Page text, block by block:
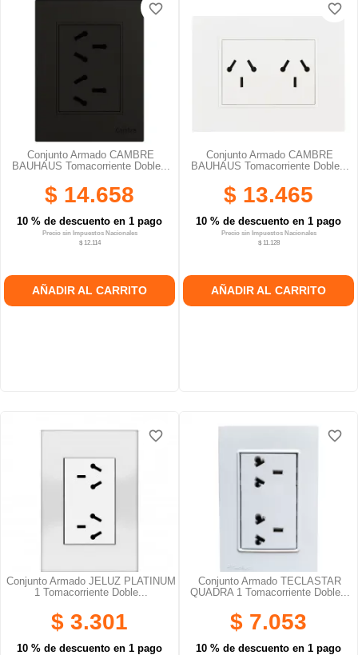
Conjunto Armado CAMBRE
BAUHAUS Tomacorriente Doble...
$ 14.658
10 % de descuento en 1 pago
Precio sin Impuestos Nacionales
$ 12.114
AÑADIR AL CARRITO
favorite_border
Conjunto Armado CAMBRE
BAUHAUS Tomacorriente Doble...
$ 13.465
10 % de descuento en 1 pago
Precio sin Impuestos Nacionales
$ 11.128
AÑADIR AL CARRITO
favorite_border
Conjunto Armado JELUZ PLATINUM
1 Tomacorriente Doble...
$ 3.301
10 % de descuento en 1 pago
favorite_border
Conjunto Armado TECLASTAR
QUADRA 1 Tomacorriente Doble...
$ 7.053
10 % de descuento en 1 pago
favorite_border